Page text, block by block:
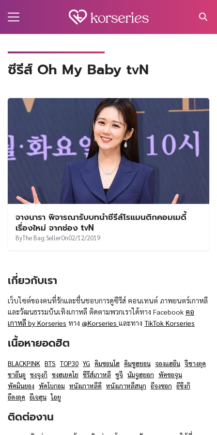
ซีรีส์ Oh My Baby tvN
จางนารา พิจารณารับบทนำซีรีส์โรแมนติกคอมเมดี้
เรื่องใหม่ จากช่อง tvN
ByThe Bag SellerOn02/12/2019
เกี่ยวกับเรา
เว็บไซต์ของคนที่รักและชื่นชอบการดูซีรีส์ คอนเทนต์ ภาพยนตร์เกาหลี
และวัฒนธรรมบันเทิงเกาหลี ติดตามพวกเราได้ทาง Facebook คอ
เกาหลี by Korseries ทาง @Korseries และทาง TikTok Korseries
เนื้อหายอดฮิต
BLACKPINK BTS TOP30 YG คิมซอนโฮ คิมซูฮยอน จองแฮอิน จีชางอุค
ชาอึนอู ซงจุงกิ ซงฮเยคโย ซีรีส์เกาหลี ซูจี นัมจูฮยอก พัคซอจุน
พัคมินยอง พัคโบกอม หนังเกาหลีดี หนังเกาหลีสนุก อีจงซอก อีซึงกิ
อีดงอุค อีเจฮุน ไอยู
ติดต่องาน